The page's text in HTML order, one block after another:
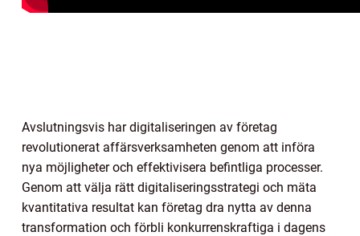
Avslutningsvis har digitaliseringen av företag
revolutionerat affärsverksamheten genom att införa
nya möjligheter och effektivisera befintliga processer.
Genom att välja rätt digitaliseringsstrategi och mäta
kvantitativa resultat kan företag dra nytta av denna
transformation och förbli konkurrenskraftiga i dagens